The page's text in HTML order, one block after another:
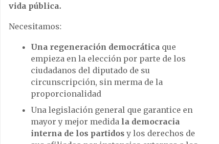
vida pública.
Necesitamos:
Una regeneración democrática que
empieza en la elección por parte de los
ciudadanos del diputado de su
circunscripción, sin merma de la
proporcionalidad
Una legislación general que garantice en
mayor y mejor medida la democracia
interna de los partidos y los derechos de